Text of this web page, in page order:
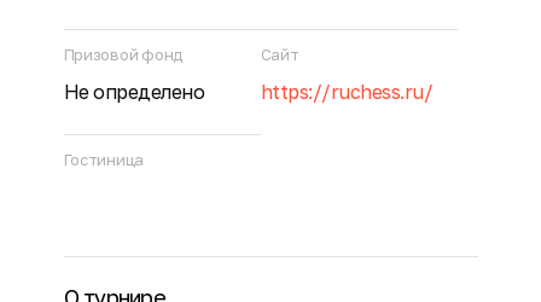
Призовой фонд
Не определено
Сайт
https://ruchess.ru/
Гостиница
О турнире